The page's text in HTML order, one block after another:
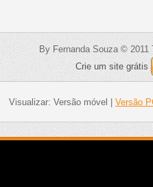
By Fernanda Souza © 2011
Crie um site grátis
Visualizar: Versão móvel Versão